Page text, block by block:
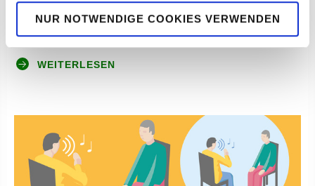
NUR NOTWENDIGE COOKIES VERWENDEN
Physiotherapeut:in
WEITERLESEN